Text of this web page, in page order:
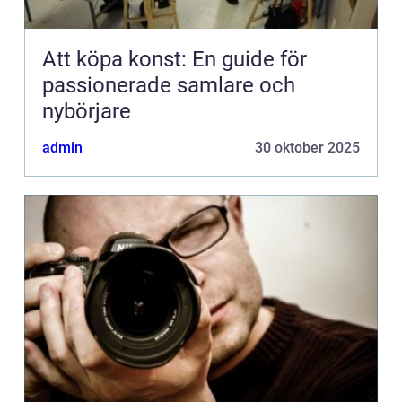
Att köpa konst: En guide för
passionerade samlare och
nybörjare
admin 30 oktober 2025